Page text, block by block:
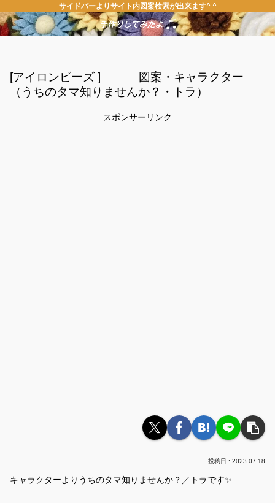
サイドバーよりサイト内図案検索が出来ます^ ^
[アイロンビーズ ] 図案・キャラクター
（うちのタマ知りませんか？・トラ）
スポンサーリンク
2023.07.18
キャラクターよりうちのタマ知りませんか？／トラです✨